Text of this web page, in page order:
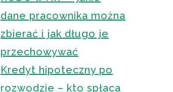
dane pracownika można
zbierać i jak długo je
przechowywać
Kredyt hipoteczny po
rozwodzie – kto spłaca